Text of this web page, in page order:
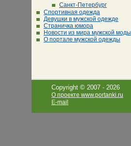
Санкт-Петербург
Спортивная одежда
Девушки в мужской одежде
Страничка юмора
Новости из мира мужской моды
О портале мужской одежды
Copyright © 2007 - 2026
О проекте www.portanki.ru
E-mail